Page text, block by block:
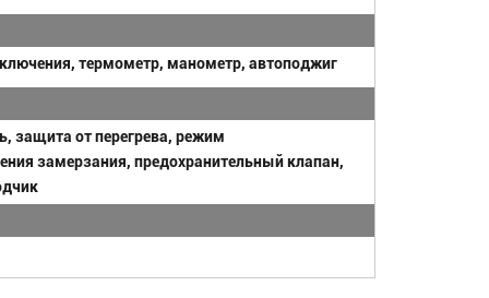
термометр, манометр, автоподжиг
защита от перегрева, режим
замерзания, предохранительный клапан,